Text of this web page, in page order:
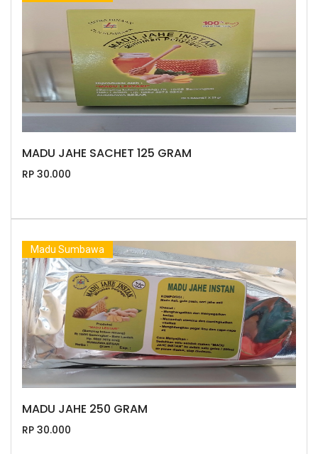
MADU JAHE SACHET 125 GRAM
RP 30.000
Madu Sumbawa
MADU JAHE 250 GRAM
RP 30.000